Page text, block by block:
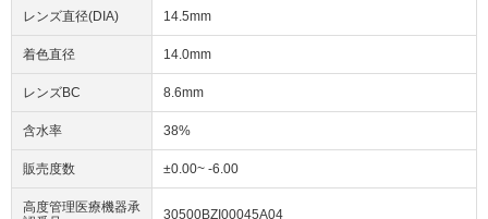
レンズ直径(DIA) 14.5mm
着色直径 14.0mm
レンズBC 8.6mm
含水率 38%
販売度数 ±0.00~ -6.00
高度管理医療機器承
30500BZI00045A04